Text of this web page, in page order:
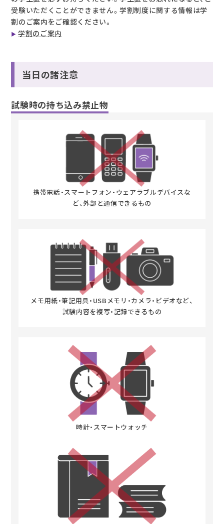
受験いただくことができません。学割制度に関する情報は学
割のご案内をご確認ください。
学割のご案内
当日の諸注意
試験時の持ち込み禁止物
携帯電話・スマートフォン・ウェアラブルデバイスな
ど、外部と通信できるもの
メモ用紙・筆記用具・USBメモリ・カメラ・ビデオなど、
試験内容を複写・記録できるもの
時計・スマートウォッチ